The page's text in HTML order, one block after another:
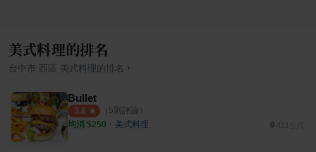
美式料理的排名
台中市 西區 美式料理的排名 ›
Bullet
3.8 （ 5則評論）
均消 $250 ・ 美式料理 411公尺